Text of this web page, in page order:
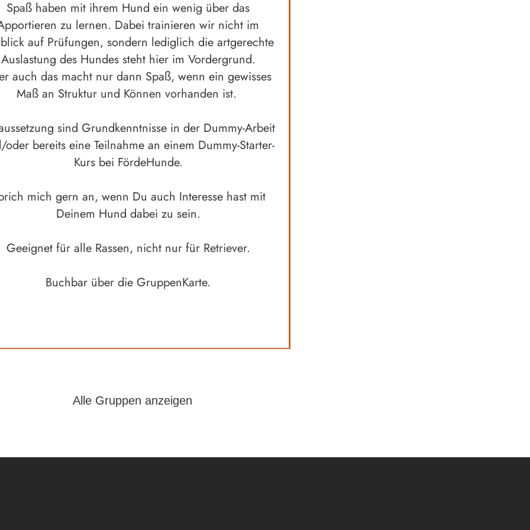
Spaß haben mit ihrem Hund ein wenig über das
zu lernen. Dabei trainieren wir nicht im
auf Prüfungen, sondern lediglich die artgerechte
Auslastung des Hundes steht hier im Vordergrund.
auch das macht nur dann Spaß, wenn ein gewisses
Maß an Struktur und Können vorhanden ist.
sind Grundkenntnisse in der Dummy-Arbeit
oder bereits eine Teilnahme an einem Dummy-Starter-
Kurs bei FördeHunde.
mich gern an, wenn Du auch Interesse hast mit
Deinem Hund dabei zu sein.
Geeignet für alle Rassen, nicht nur für Retriever.
Buchbar über die GruppenKarte.
Alle Gruppen anzeigen